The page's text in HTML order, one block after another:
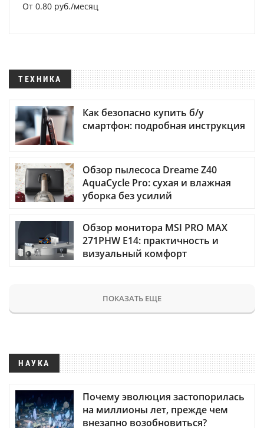
От 0.80 руб./месяц
ТЕХНИКА
Как безопасно купить б/у
смартфон: подробная инструкция
Обзор пылесоса Dreame Z40
AquaCycle Pro: сухая и влажная
уборка без усилий
Обзор монитора MSI PRO MAX
271PHW E14: практичность и
визуальный комфорт
ПОКАЗАТЬ ЕЩЕ
НАУКА
Почему эволюция застопорилась
на миллионы лет, прежде чем
внезапно возобновиться?